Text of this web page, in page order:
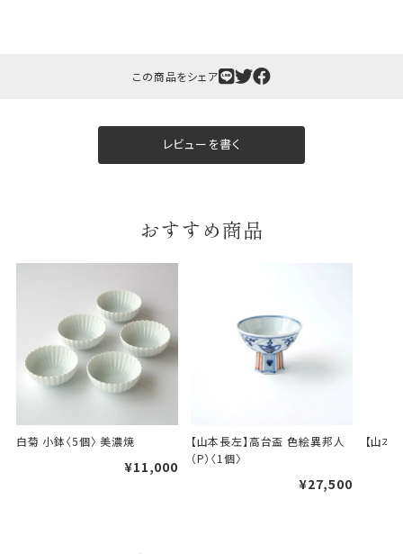
この商品をシェア
レビューを書く
おすすめ商品
白菊 小鉢〈5個〉 美濃焼
¥11,000
【山本長左】高台盃 色絵異邦人
（P）〈1個〉
¥27,500
【山本